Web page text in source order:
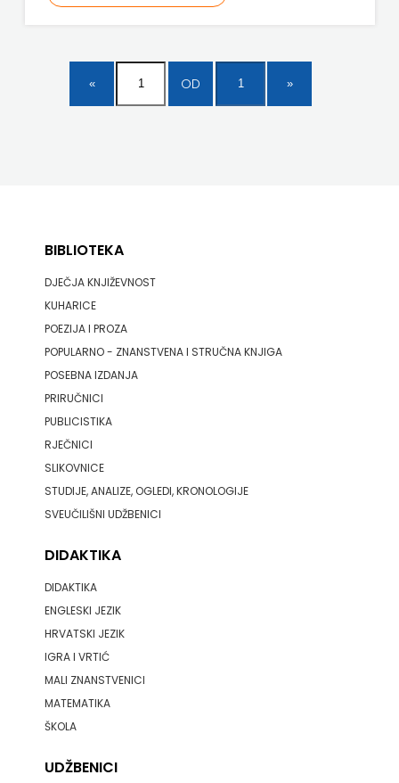
OD
BIBLIOTEKA
DJEČJA KNJIŽEVNOST
KUHARICE
POEZIJA I PROZA
POPULARNO - ZNANSTVENA I STRUČNA KNJIGA
POSEBNA IZDANJA
PRIRUČNICI
PUBLICISTIKA
RJEČNICI
SLIKOVNICE
STUDIJE, ANALIZE, OGLEDI, KRONOLOGIJE
SVEUČILIŠNI UDŽBENICI
DIDAKTIKA
DIDAKTIKA
ENGLESKI JEZIK
HRVATSKI JEZIK
IGRA I VRTIĆ
MALI ZNANSTVENICI
MATEMATIKA
ŠKOLA
UDŽBENICI